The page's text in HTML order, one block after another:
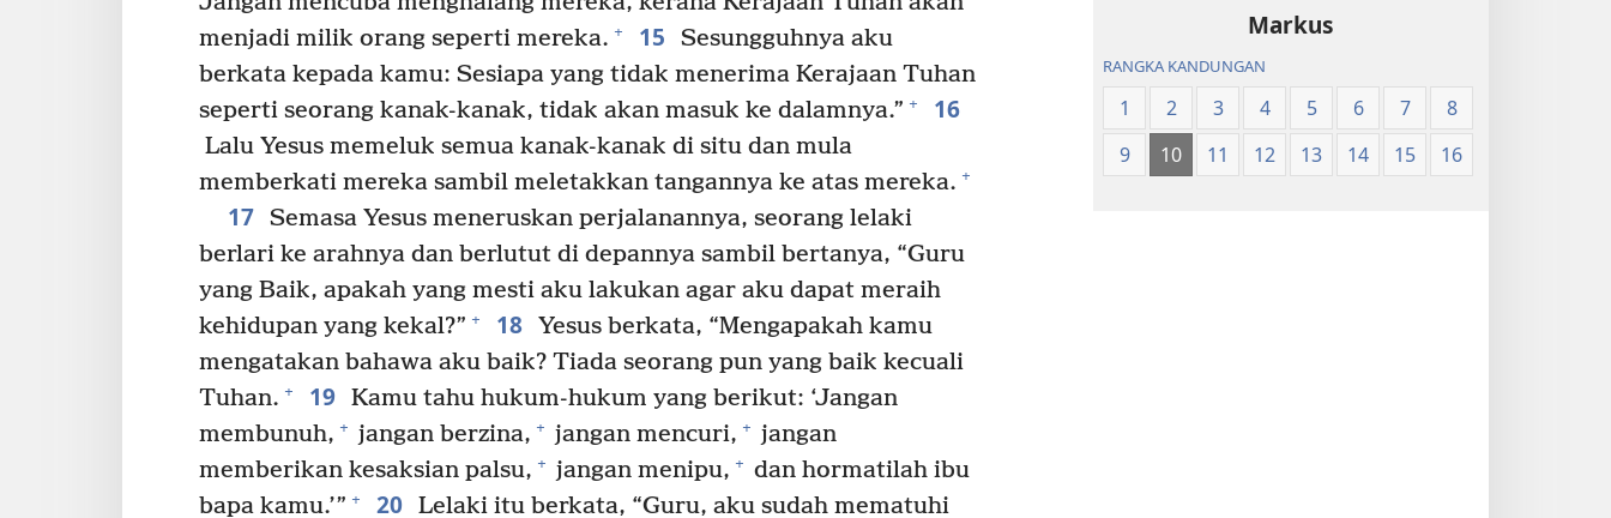
menjadi milik orang seperti mereka. + 15
Sesungguhnya aku
berkata kepada kamu: Sesiapa yang tidak menerima Kerajaan Tuhan
seperti seorang kanak-kanak, tidak akan masuk ke dalamnya.” + 16
Lalu Yesus memeluk semua kanak-kanak di situ dan mula
memberkati mereka sambil meletakkan tangannya ke atas mereka. +
17 Semasa Yesus meneruskan perjalanannya, seorang lelaki
berlari ke arahnya dan berlutut di depannya sambil bertanya, “Guru
yang Baik, apakah yang mesti aku lakukan agar aku dapat meraih
kehidupan yang kekal?” + 18 Yesus berkata, “Mengapakah kamu
mengatakan bahawa aku baik? Tiada seorang pun yang baik kecuali
Tuhan. + 19 Kamu tahu hukum-hukum yang berikut: ‘Jangan
membunuh, + jangan berzina, + jangan mencuri, + jangan
memberikan kesaksian palsu, + jangan menipu, + dan hormatilah ibu
bapa kamu.’” + 20 Lelaki itu berkata, “Guru, aku sudah mematuhi
Markus
RANGKA KANDUNGAN
1 2 3 4 5 6 7
8
9
10 11 12 13 14 15 16